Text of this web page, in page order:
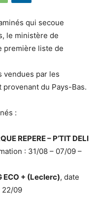
qui secoue
le ministère de
première liste de
vendues par les
du Pays-Bas.
:
REPERE – P’TIT DELI
: 31/08 – 07/09 –
+ (Leclerc), date
22/09